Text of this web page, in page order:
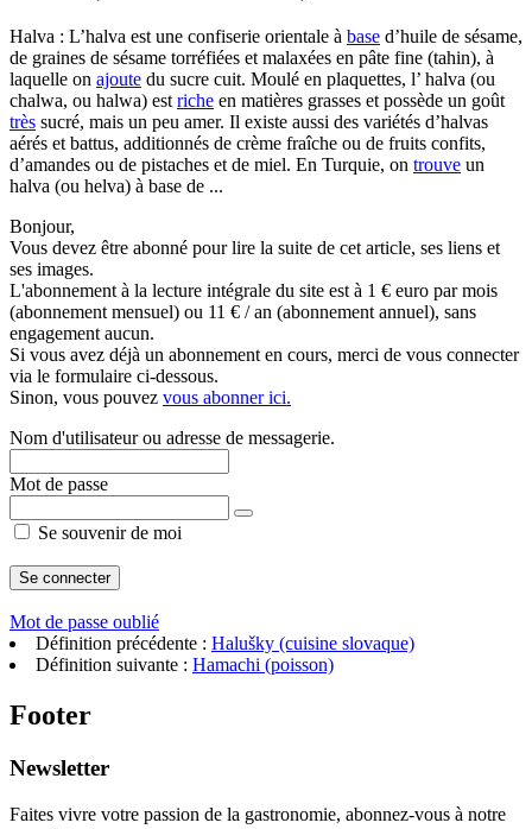
Halva : L’halva est une confiserie orientale à base d’huile de sésame,
de graines de sésame torréfiées et malaxées en pâte fine (tahin), à
laquelle on ajoute du sucre cuit. Moulé en plaquettes, l’ halva (ou
chalwa, ou halwa) est riche en matières grasses et possède un goût
très sucré, mais un peu amer. Il existe aussi des variétés d’halvas
aérés et battus, additionnés de crème fraîche ou de fruits confits,
d’amandes ou de pistaches et de miel. En Turquie, on trouve un
halva (ou helva) à base de ...
Bonjour,
Vous devez être abonné pour lire la suite de cet article, ses liens et
ses images.
L'abonnement à la lecture intégrale du site est à 1 € euro par mois
(abonnement mensuel) ou 11 € / an (abonnement annuel), sans
engagement aucun.
Si vous avez déjà un abonnement en cours, merci de vous connecter
via le formulaire ci-dessous.
Sinon, vous pouvez vous abonner ici.
Nom d'utilisateur ou adresse de messagerie.
Mot de passe
Se souvenir de moi
Mot de passe oublié
Définition précédente : Halušky (cuisine slovaque)
Définition suivante : Hamachi (poisson)
Footer
Newsletter
Faites vivre votre passion de la gastronomie, abonnez-vous à notre